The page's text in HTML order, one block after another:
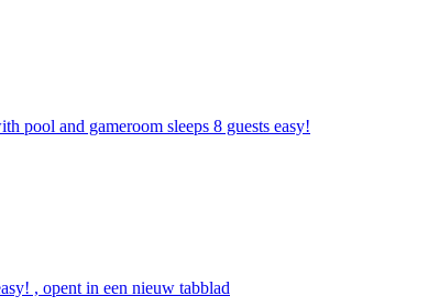
pool and gameroom sleeps 8 guests easy!
, opent in een nieuw tabblad